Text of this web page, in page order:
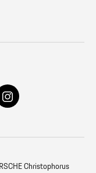
Christophorus